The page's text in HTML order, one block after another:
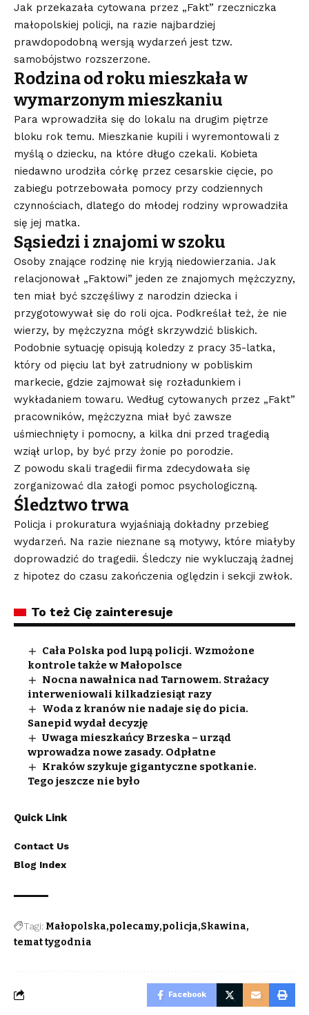
Jak przekazała cytowana przez „Fakt” rzeczniczka
małopolskiej policji, na razie najbardziej
prawdopodobną wersją wydarzeń jest tzw.
samobójstwo rozszerzone.
Rodzina od roku mieszkała w
wymarzonym mieszkaniu
Para wprowadziła się do lokalu na drugim piętrze
bloku rok temu. Mieszkanie kupili i wyremontowali z
myślą o dziecku, na które długo czekali. Kobieta
niedawno urodziła córkę przez cesarskie cięcie, po
zabiegu potrzebowała pomocy przy codziennych
czynnościach, dlatego do młodej rodziny wprowadziła
się jej matka.
Sąsiedzi i znajomi w szoku
Osoby znające rodzinę nie kryją niedowierzania. Jak
relacjonował „Faktowi” jeden ze znajomych mężczyzny,
ten miał być szczęśliwy z narodzin dziecka i
przygotowywał się do roli ojca. Podkreślał też, że nie
wierzy, by mężczyzna mógł skrzywdzić bliskich.
Podobnie sytuację opisują koledzy z pracy 35-latka,
który od pięciu lat był zatrudniony w pobliskim
markecie, gdzie zajmował się rozładunkiem i
wykładaniem towaru. Według cytowanych przez „Fakt”
pracowników, mężczyzna miał być zawsze
uśmiechnięty i pomocny, a kilka dni przed tragedią
wziął urlop, by być przy żonie po porodzie.
Z powodu skali tragedii firma zdecydowała się
zorganizować dla załogi pomoc psychologiczną.
Śledztwo trwa
Policja i prokuratura wyjaśniają dokładny przebieg
wydarzeń. Na razie nieznane są motywy, które miałyby
doprowadzić do tragedii. Śledczy nie wykluczają żadnej
z hipotez do czasu zakończenia oględzin i sekcji zwłok.
To też Cię zainteresuje
Cała Polska pod lupą policji. Wzmożone
kontrole także w Małopolsce
Nocna nawałnica nad Tarnowem. Strażacy
interweniowali kilkadziesiąt razy
Woda z kranów nie nadaje się do picia.
Sanepid wydał decyzję
Uwaga mieszkańcy Brzeska – urząd
wprowadza nowe zasady. Odpłatne
Kraków szykuje gigantyczne spotkanie.
Tego jeszcze nie było
Quick Link
Contact Us
Blog Index
Tagi: Małopolska polecamy policja Skawina
temat tygodnia
Facebook